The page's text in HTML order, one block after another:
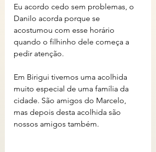
Eu acordo cedo sem problemas, o
Danilo acorda porque se
acostumou com esse horário
quando o filhinho dele começa a
pedir atenção.
Em Birigui tivemos uma acolhida
muito especial de uma família da
cidade. São amigos do Marcelo,
mas depois desta acolhida são
nossos amigos também.